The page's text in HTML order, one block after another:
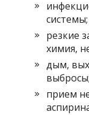
системы;
резкие
химия,
дым,
выбросы;
прием